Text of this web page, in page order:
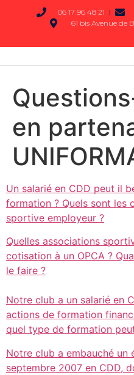
06 17 96 48 21
61 bis Avenue de
en
Un salarié en CDD peut il
formation ? Quels sont les
sportive employeur ?
Quelles associations
cotisation à un OPCA ?
le faire ?
Notre club a un salarié en
actions de formation
quel type de formation
Notre club a embauché
septembre 2007 en CDD,